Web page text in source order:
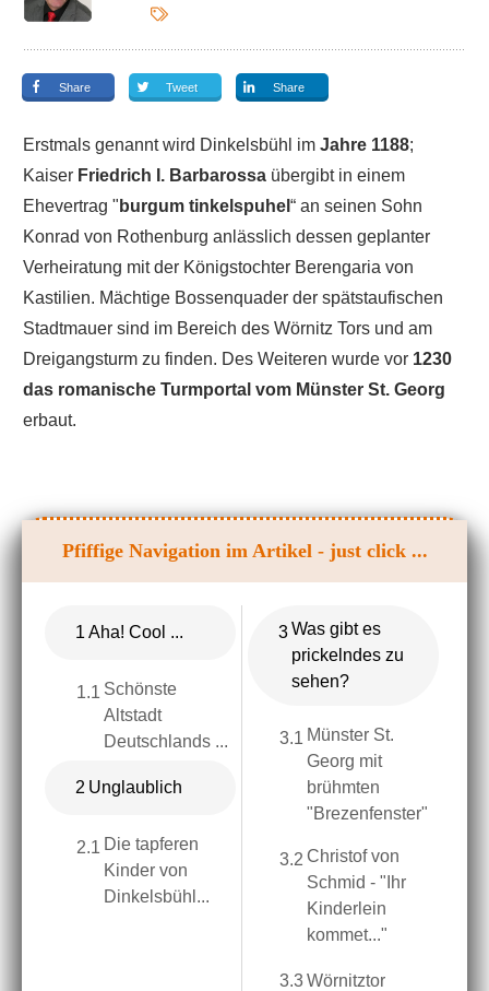
Share Tweet Share
Erstmals genannt wird Dinkelsbühl im Jahre 1188;
Kaiser Friedrich I. Barbarossa übergibt in einem
Ehevertrag " burgum tinkelspuhel “ an seinen Sohn
Konrad von Rothenburg anlässlich dessen geplanter
Verheiratung mit der Königstochter Berengaria von
Kastilien. Mächtige Bossenquader der spätstaufischen
Stadtmauer sind im Bereich des Wörnitz Tors und am
Dreigangsturm zu finden. Des Weiteren wurde vor 1230
das romanische Turmportal vom Münster St. Georg
erbaut.
Pfiffige Navigation im Artikel - just click ...
1 Aha! Cool ...
1.1 Schönste
Altstadt
Deutschlands ...
2 Unglaublich
2.1 Die tapferen
Kinder von
Dinkelsbühl...
3Was gibt es
prickelndes zu
sehen?
3.1 Münster St.
Georg mit
brühmten
"Brezenfenster"
3.2 Christof von
Schmid - "Ihr
Kinderlein
kommet..."
3.3Wörnitztor